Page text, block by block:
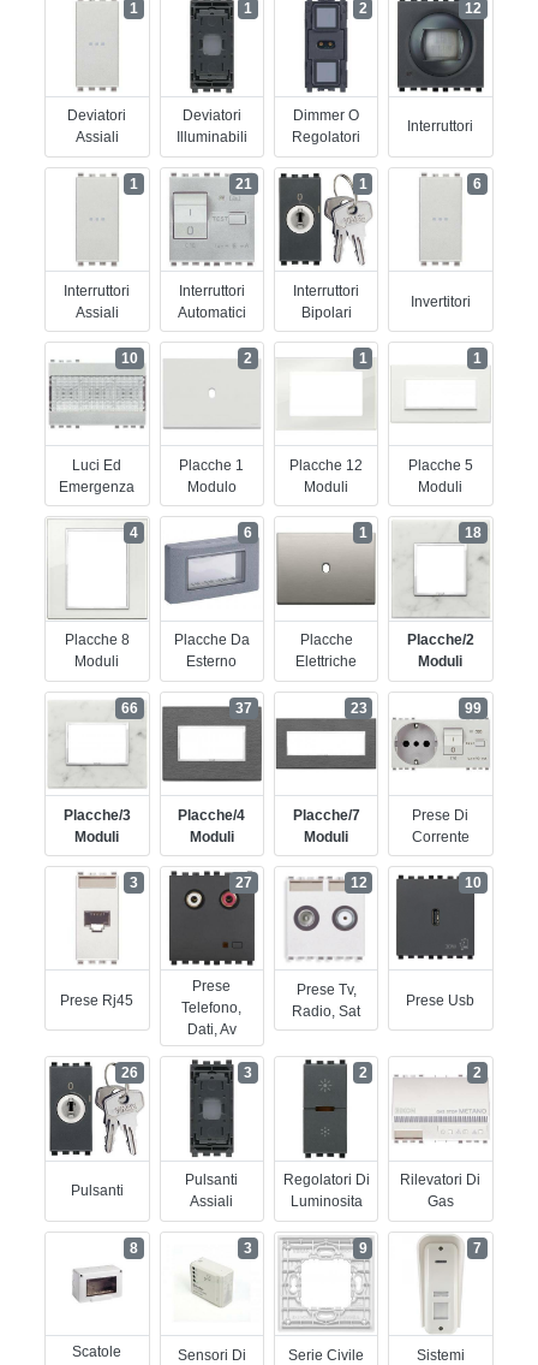
Deviatori
Assiali
1
Deviatori
Illuminabili
1
Dimmer O
Regolatori
2
Interruttori
12
Interruttori
Assiali
1
Interruttori
Automatici
21
Interruttori
Bipolari
1
Invertitori
6
Luci Ed
Emergenza
10
Placche 1
Modulo
2
Placche 12
Moduli
1
Placche 5
Moduli
1
Placche 8
Moduli
4
Placche Da
Esterno
6
Placche
Elettriche
1
Placche/2
Moduli
18
Placche/3
Moduli
66
Placche/4
Moduli
37
Placche/7
Moduli
23
Prese Di
Corrente
99
Prese Rj45
3
Prese
Telefono,
Dati, Av
27
Prese Tv,
Radio, Sat
12
Prese Usb
10
Pulsanti
26
Pulsanti
Assiali
3
Regolatori Di
Luminosita
2
Rilevatori Di
Gas
2
Scatole
8
Sensori Di
3
Serie Civile
9
Sistemi
7